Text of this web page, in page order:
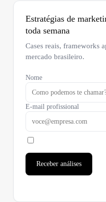
Estratégias de
toda semana
Cases reais, frameworks
mercado brasileiro.
Nome
E-mail profissional
Receber análises